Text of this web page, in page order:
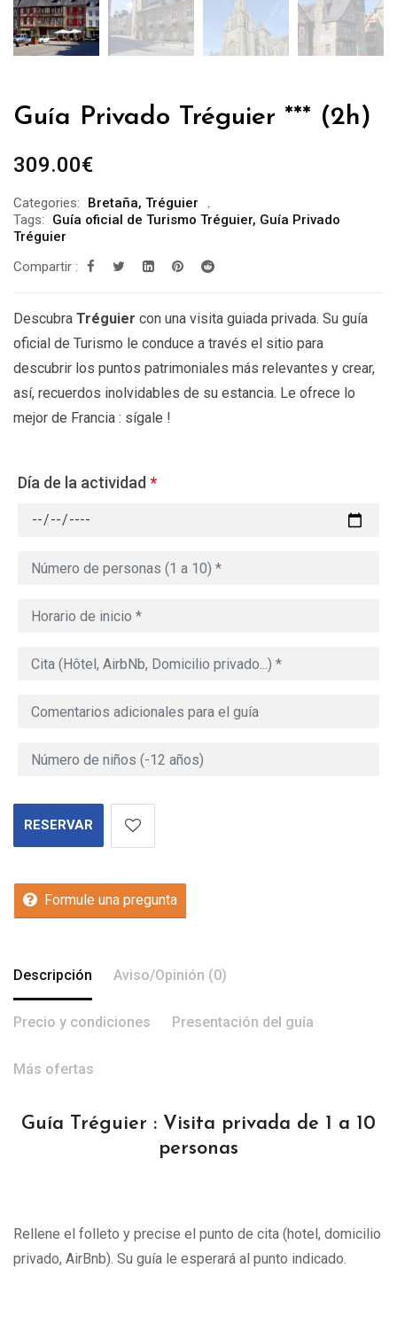
Guía Privado Tréguier *** (2h)
309.00€
Categories: Bretaña, Tréguier
Tags:
Guía oficial de Turismo Tréguier, Guía Privado
Tréguier
Compartir :
Descubra Tréguier con una visita guiada privada. Su guía
oficial de Turismo le conduce a través el sitio para
descubrir los puntos patrimoniales más relevantes y crear,
así, recuerdos inolvidables de su estancia. Le ofrece lo
mejor de Francia : sígale !
Día de la actividad *
RESERVAR
Formule una pregunta
Descripción Aviso/Opinión (0)
Precio y condiciones Presentación del guía
Más ofertas
Guía Tréguier : Visita privada de 1 a 10
personas
Rellene el folleto y precise el punto de cita (hotel, domicilio
privado, AirBnb). Su guía le esperará al punto indicado.